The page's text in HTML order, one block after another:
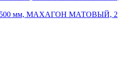
500 мм, МАХАГОН МАТОВЫЙ, 2